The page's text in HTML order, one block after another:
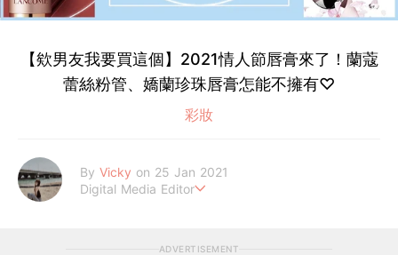
【欸男友我要買這個】2021情人節唇膏來了！蘭蔻
蕾絲粉管、嬌蘭珍珠唇膏怎能不擁有♡
彩妝
By Vicky on 25 Jan 2021
Digital Media Editor
ADVERTISEMENT